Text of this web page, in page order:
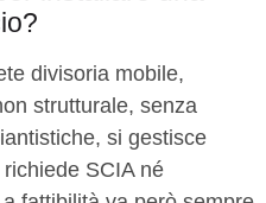
divisoria mobile,
strutturale, senza
si gestisce
SCIA né